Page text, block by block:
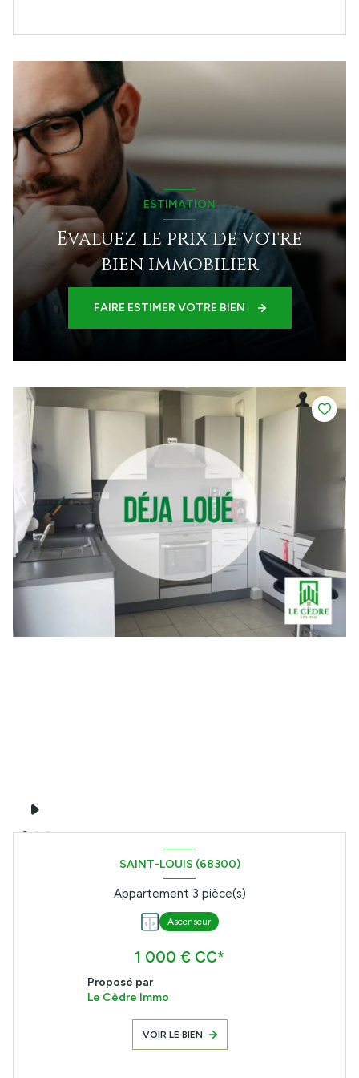
ESTIMATION
Evaluez le prix de votre
bien immobilier
FAIRE ESTIMER VOTRE BIEN
SAINT-LOUIS (68300)
Appartement 3 pièce(s)
Ascenseur
1 000 € CC*
Proposé par
Le Cèdre Immo
VOIR LE BIEN